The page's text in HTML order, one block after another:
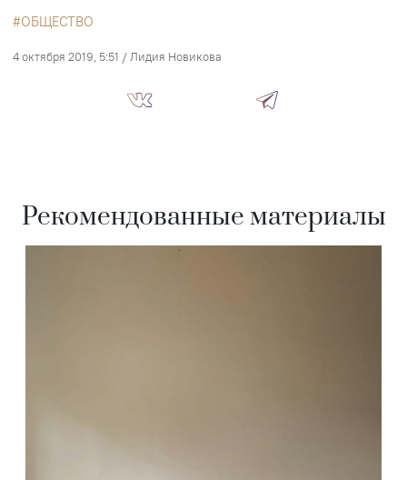
ОБЩЕСТВО
4 октября 2019, 5:51 /Лидия Новикова
Рекомендованные материалы